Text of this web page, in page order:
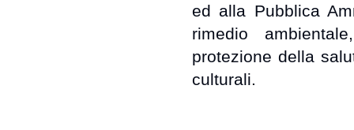
ed alla Pubblica
rimedio
protezione della
culturali.